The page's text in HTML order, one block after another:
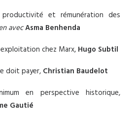
et rémunération des
avecAsma Benhenda
chez Marx, Hugo Subtil
doit payer, Christian Baudelot
en perspective historique,
Gautié